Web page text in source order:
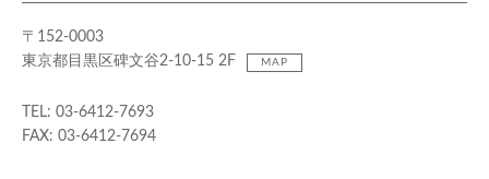
〒152-0003
東京都目黒区碑文谷2-10-15 2F
MAP
TEL: 03-6412-7693
FAX: 03-6412-7694